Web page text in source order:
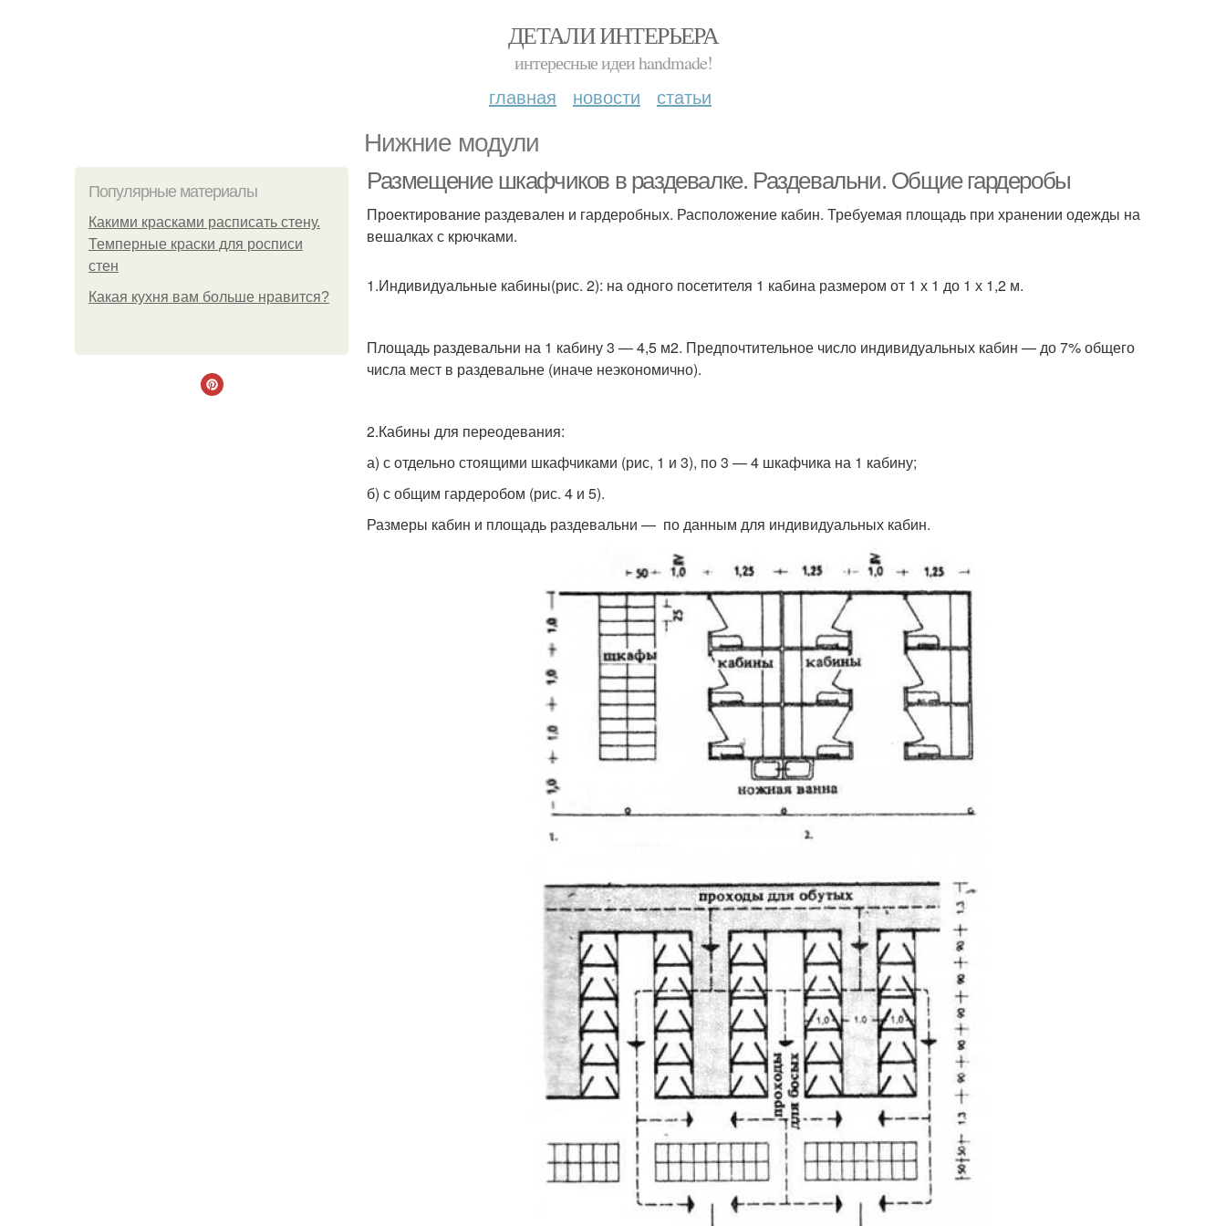
ДЕТАЛИ ИНТЕРЬЕРА
интересные идеи handmade!
главная новости статьи
Нижние модули
Популярные материалы
Какими красками расписать стену.
Темперные краски для росписи
стен
Какая кухня вам больше нравится?
Размещение шкафчиков в раздевалке. Раздевальни. Общие гардеробы
Проектирование раздевален и гардеробных. Расположение кабин. Требуемая площадь при хранении одежды на
вешалках с крючками.
1.Индивидуальные кабины(рис. 2): на одного посетителя 1 кабина размером от 1 х 1 до 1 х 1,2 м.
Площадь раздевальни на 1 кабину 3 — 4,5 м2. Предпочтительное число индивидуальных кабин — до 7% общего
числа мест в раздевальне (иначе неэкономично).
2.Кабины для переодевания:
а) с отдельно стоящими шкафчиками (рис, 1 и 3), по 3 — 4 шкафчика на 1 кабину;
б) с общим гардеробом (рис. 4 и 5).
Размеры кабин и площадь раздевальни — по данным для индивидуальных кабин.